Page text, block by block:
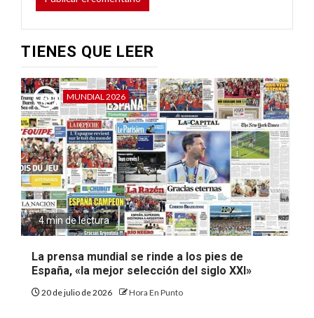
TIENES QUE LEER
MUNDIAL 2026
4 min de lectura
La prensa mundial se rinde a los pies de
España, «la mejor selección del siglo XXI»
20 de julio de 2026 Hora En Punto